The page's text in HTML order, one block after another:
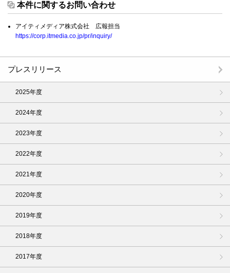
本件に関するお問い合わせ
アイティメディア株式会社 広報担当
https://corp.itmedia.co.jp/pr/inquiry/
プレスリリース
2025年度
2024年度
2023年度
2022年度
2021年度
2020年度
2019年度
2018年度
2017年度